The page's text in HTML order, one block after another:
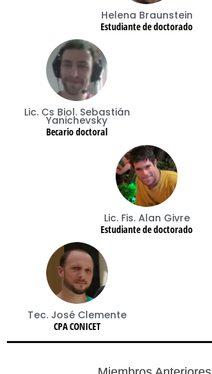
Lic. Cs Biol. Sebastián
Yanichevsky
Becario doctoral
Helena Braunstein
Estudiante de doctorado
Tec. José Clemente
CPA CONICET
Lic. Fis. Alan Givre
Estudiante de doctorado